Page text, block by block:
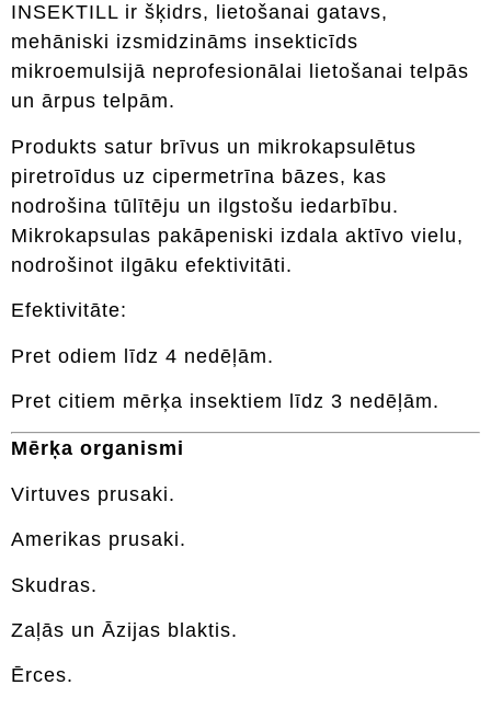
INSEKTILL ir šķidrs, lietošanai gatavs,
mehāniski izsmidzināms insekticīds
mikroemulsijā neprofesionālai lietošanai telpās
un ārpus telpām.
Produkts satur brīvus un mikrokapsulētus
piretroīdus uz cipermetrīna bāzes, kas
nodrošina tūlītēju un ilgstošu iedarbību.
Mikrokapsulas pakāpeniski izdala aktīvo vielu,
nodrošinot ilgāku efektivitāti.
Efektivitāte:
Pret odiem līdz 4 nedēļām.
Pret citiem mērķa insektiem līdz 3 nedēļām.
Mērķa organismi
Virtuves prusaki.
Amerikas prusaki.
Skudras.
Zaļās un Āzijas blaktis.
Ērces.